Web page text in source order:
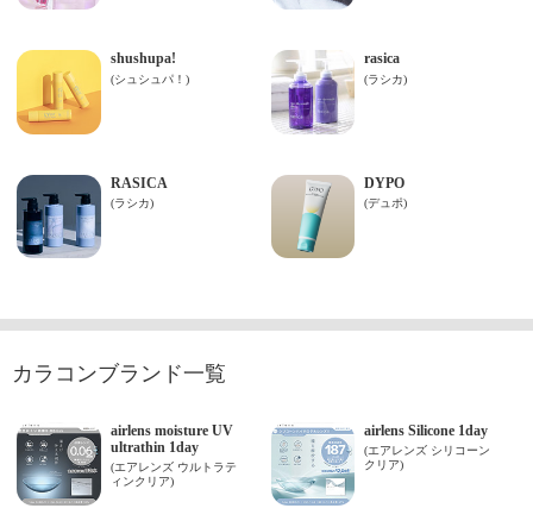
カラコンブランド一覧